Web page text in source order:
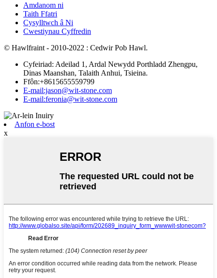
Amdanom ni
Taith Ffatri
Cysylltwch â Ni
Cwestiynau Cyffredin
© Hawlfraint - 2010-2022 : Cedwir Pob Hawl.
Cyfeiriad: Adeilad 1, Ardal Newydd Porthladd Zhengpu,
Dinas Maanshan, Talaith Anhui, Tsieina.
Ffôn:+8615655559799
E-mail:jason@wit-stone.com
E-mail:feronia@wit-stone.com
Anfon e-bost
x